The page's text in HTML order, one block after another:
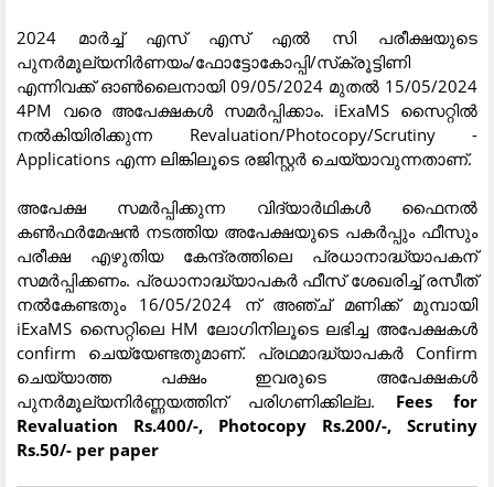
2024 മാർച്ച് എസ് എസ് എല്‍ സി പരീക്ഷയുടെ
പുനർമൂല്യനിർണയം/ഫോട്ടോകോപ്പി/സ്‌ക്രൂട്ടിണി
എന്നിവക്ക് ഓണ്‍ലൈനായി 09/05/2024 മുതല്‍ 15/05/2024
4PM വരെ അപേക്ഷകള്‍ സമര്‍പ്പിക്കാം. iExaMS സൈറ്റില്‍
നല്‍കിയിരിക്കുന്ന Revaluation/Photocopy/Scrutiny -
Applications എന്ന ലിങ്കിലൂടെ രജിസ്റ്റർ ചെയ്യാവുന്നതാണ്.
അപേക്ഷ സമര്‍പ്പിക്കുന്ന വിദ്യാര്‍ഥികള്‍ ഫൈനല്‍
കണ്‍ഫര്‍മേഷന്‍ നടത്തിയ അപേക്ഷയുടെ പകര്‍പ്പും ഫീസും
പരീക്ഷ എഴുതിയ കേന്ദ്രത്തിലെ പ്രധാനാദ്ധ്യാപകന്
സമര്‍പ്പിക്കണം. പ്രധാനാദ്ധ്യാപകര്‍ ഫീസ് ശേഖരിച്ച് രസീത്
നല്‍കേണ്ടതും 16/05/2024 ന് അഞ്ച് മണിക്ക് മുമ്പായി
iExaMS സൈറ്റിലെ HM ലോഗിനിലൂടെ ലഭിച്ച അപേക്ഷകള്‍
confirm ചെയ്യേണ്ടതുമാണ്. പ്രഥമാദ്ധ്യാപകര്‍ Confirm
ചെയ്യാത്ത പക്ഷം ഇവരുടെ അപേക്ഷകള്‍
പുനര്‍മൂല്യനിര്‍ണ്ണയത്തിന് പരിഗണിക്കില്ല. Fees for
Revaluation Rs.400/-, Photocopy Rs.200/-, Scrutiny
Rs.50/- per paper